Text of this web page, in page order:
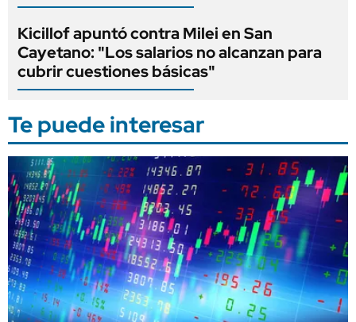
Kicillof apuntó contra Milei en San
Cayetano: "Los salarios no alcanzan para
cubrir cuestiones básicas"
Te puede interesar